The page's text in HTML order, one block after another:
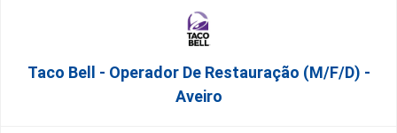
Taco Bell - Operador De Restauração (m/f/d) -
Aveiro